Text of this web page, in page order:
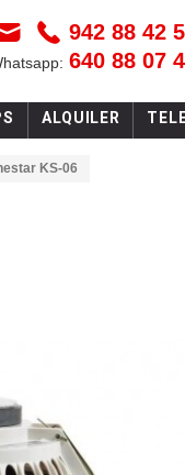
942 88 42
640 88 07
ALQUILER
KS-06